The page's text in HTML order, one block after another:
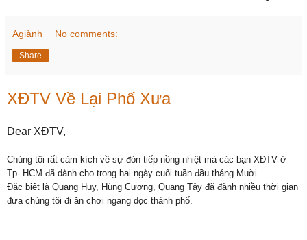
Agiành No comments:
Share
XĐTV Về Lại Phố Xưa
Dear XĐTV,
Chúng tôi rất cảm kích về sự đón tiếp nồng nhiệt mà các bạn XĐTV ở
Tp. HCM đã dành cho trong hai ngày cuối tuần đầu tháng Muời.
Đặc biệt là Quang Huy, Hùng Cương, Quang Tây đã đành nhiều thời gian
đưa chúng tôi đi ăn chơi ngang dọc thành phố.